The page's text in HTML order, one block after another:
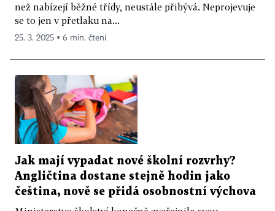
než nabízejí běžné třídy, neustále přibývá. Neprojevuje
se to jen v přetlaku na...
25. 3. 2025 ▪ 6 min. čtení
Jak mají vypadat nové školní rozvrhy?
Angličtina dostane stejně hodin jako
čeština, nově se přidá osobnostní výchova